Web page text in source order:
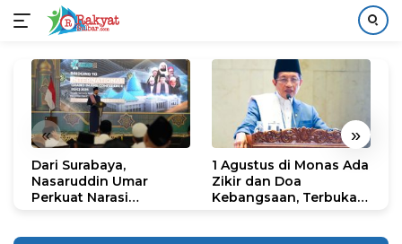
konten
« »
Dari Surabaya,
Nasaruddin Umar
Perkuat Narasi
1 Agustus di Monas Ada
Zikir dan Doa
Kebangsaan, Terbuka